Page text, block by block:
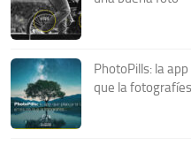
PhotoPills: la
que la fotografíes